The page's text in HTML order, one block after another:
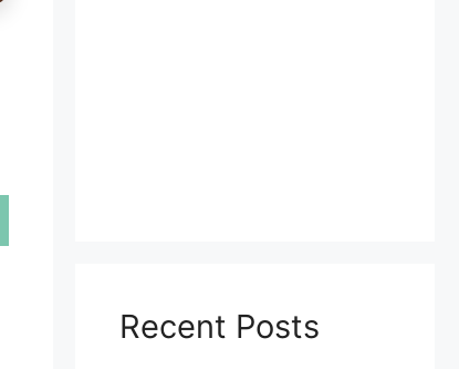
Recent Posts